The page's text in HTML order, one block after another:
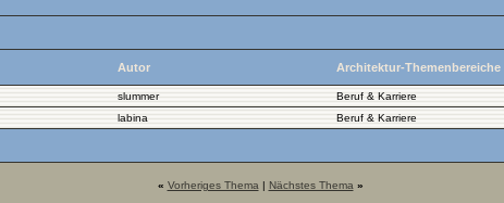
Autor Architektur-Themenbereiche
slummer Beruf & Karriere
labina Beruf & Karriere
« Vorheriges Thema | Nächstes Thema »